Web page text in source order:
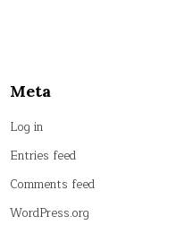
Meta
Log in
Entries feed
Comments feed
WordPress.org